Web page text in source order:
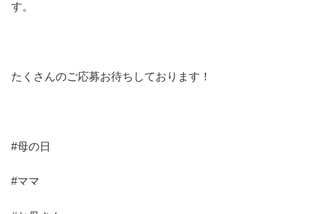
す。
たくさんのご応募お待ちしております！
#母の日
#ママ